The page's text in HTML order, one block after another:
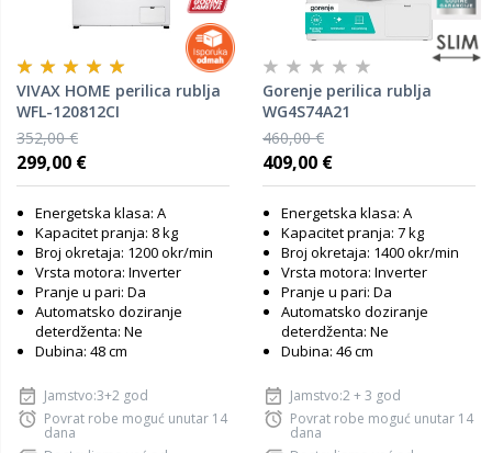
VIVAX HOME perilica rublja
WFL-120812CI
352,00 €
299,00 €
Energetska klasa: A
Kapacitet pranja: 8 kg
Broj okretaja: 1200 okr/min
Vrsta motora: Inverter
Pranje u pari: Da
Automatsko doziranje
deterdženta: Ne
Dubina: 48 cm
Jamstvo:3+2 god
Povrat robe moguć unutar 14
dana
Gorenje perilica rublja
WG4S74A21
460,00 €
409,00 €
Energetska klasa: A
Kapacitet pranja: 7 kg
Broj okretaja: 1400 okr/min
Vrsta motora: Inverter
Pranje u pari: Da
Automatsko doziranje
deterdženta: Ne
Dubina: 46 cm
Jamstvo:2 + 3 god
Povrat robe moguć unutar 14
dana